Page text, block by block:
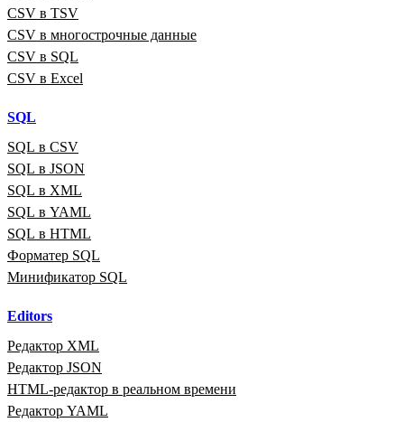
CSV в TSV
CSV в многострочные данные
CSV в SQL
CSV в Excel
SQL
SQL в CSV
SQL в JSON
SQL в XML
SQL в YAML
SQL в HTML
Форматер SQL
Минификатор SQL
Editors
Редактор XML
Редактор JSON
HTML‑редактор в реальном времени
Редактор YAML